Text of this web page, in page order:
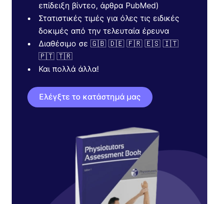
επίδειξη βίντεο, άρθρα PubMed)
Στατιστικές τιμές για όλες τις ειδικές
δοκιμές από την τελευταία έρευνα
Διαθέσιμο σε 🇬🇧 🇩🇪 🇫🇷 🇪🇸 🇮🇹
🇵🇹 🇹🇷
Και πολλά άλλα!
Ελέγξτε το κατάστημά μας